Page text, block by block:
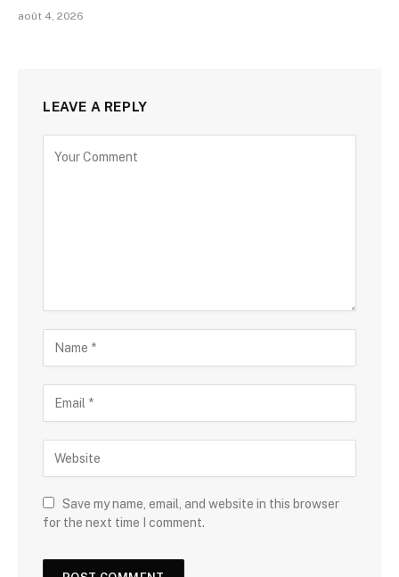
août 4, 2026
LEAVE A REPLY
Save my name, email, and website in this browser
for the next time I comment.